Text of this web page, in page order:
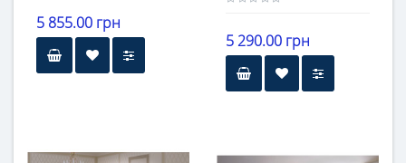
5 855.00 грн
12 месяцев
5 290.00 грн